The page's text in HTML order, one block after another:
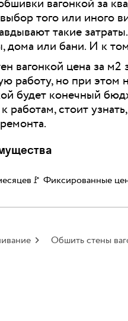
вагонкой за
того или иного
такие
дома или бани. И к
вагонкой цена за м2
работу, но при этом
будет конечный
работам, стоит
🚩 Фиксированные
Обшить стены